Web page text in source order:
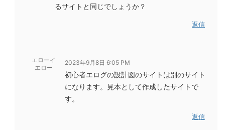
るサイトと同じでしょうか？
返信
エローイ
エロー
2023年9月8日 6:05 PM
初心者エログの設計図のサイトは別のサイト
になります。見本として作成したサイトで
す。
返信